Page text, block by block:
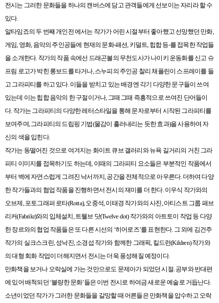
전시는 그러한 문화들을 하나의 캔버스에 담고 관객들에게 선보이는 자리라 할 수
있다.
알타임죠의 두 번째 개인전 에서는 작가가 어린 시절부터 좋아했고 선망했던 만화,
게임, 영화, 음악의 주인공들에 현재의 문화-패션, 키덜트, 힙합 등-를 접목한 작업들
을 소개한다. 작가의 작품 속에선 드래곤볼의 무천도사가 나이키 운동화를 신고 슈
프림 로고가 박힌 롱보드를 타거나, 스누피의 주인공 찰리 채플린이 스프레이를 들
고 그라피티를 하고 있다. 이들을 받치고 있는 배경엔 각기 다양한 문구들이 쓰여
있는데 이는 힙합 음악의 한 구절이거나, 그때 그때 즉흥적으로 쓰여진 단어들이
다. 작가는 그라피티의 다양한 레터스타일을 통해 문자로부터 시작된 그라피티를
보여주며, 그라피티의 드립핑 기법(물감이 흘러내리는 듯한 효과)을 사용하여 자
신의 색을 입힌다.
작가는 동떨어진 것으로 여겨지는 화이트 큐브 갤러리와 뉴욕 길거리의 거친 그라
피티 이미지를 접목하기도 하는데, 이때의 그라피티 요소들은 부분적인 작품에서
부터 벽에 자연스럽게 그려진 낙서까지, 공간을 전체적으로 아우른다. 더하여 다양
한 작가들과의 협업 작품을 진행하면서 전시의 재미를 더 한다. 이우식 작가와의
오브제, 포토그래퍼 로타(Rotta), 오중석, 이태경 작가와의 사진, 아티스트 그룹 패브
리커(Fabrikr)와의 입체설치, 트웰브 닷(Twelve dot) 작가와의 아트토이 작업 등 다양
한 장르와의 협업 작품들은 또 다른 시선의 ‘히어로즈’를 표현한다. 그 외에 김건주
작가의 실크스크린, 성낙진, 소경섭 작가와 함께한 그래픽, 킬드런(Kildren) 작가와
의 대형 회화 작업이 더해지면서 전시는 더욱 풍성해질 예정이다.
만화책을 보거나 오락실에 가는 것만으로도 문제아가 되었던 시절. 공부와 반대편
에 있어 배척되던 ‘불량한 문화’들은 이번 전시로 하여금 새로운 예술로 거듭난다.
소년이었던 작가가 그러한 문화들을 갈망할 때 어른들은 만화책을 압수하고 오락